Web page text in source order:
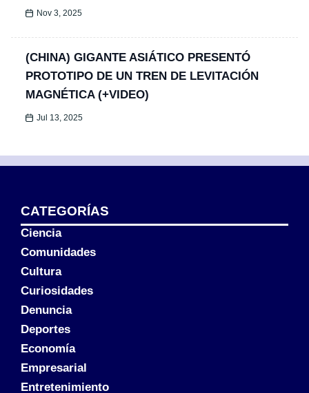
Nov 3, 2025
(CHINA) GIGANTE ASIÁTICO PRESENTÓ
PROTOTIPO DE UN TREN DE LEVITACIÓN
MAGNÉTICA (+VIDEO)
Jul 13, 2025
CATEGORÍAS
Ciencia
Comunidades
Cultura
Curiosidades
Denuncia
Deportes
Economía
Empresarial
Entretenimiento